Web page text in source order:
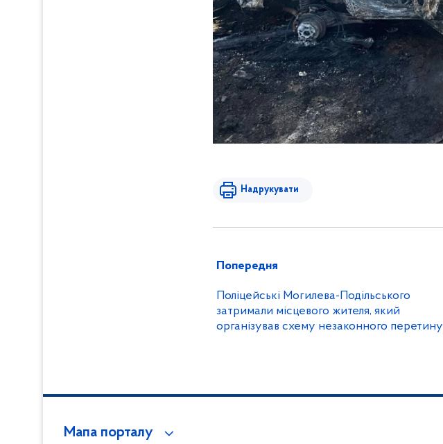
Надрукувати
Попередня
Поліцейські Могилева-Подільського
затримали місцевого жителя, який
організував схему незаконного перетину
Мапа порталу